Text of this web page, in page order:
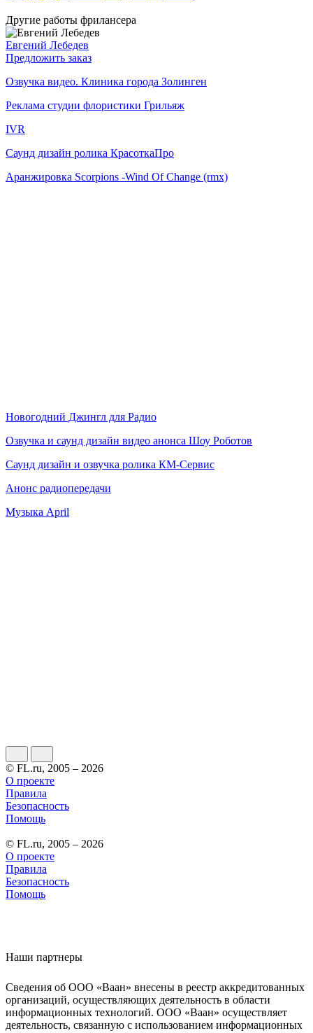
Другие работы фрилансера
Евгений Лебедев
Предложить заказ
Озвучка видео. Клиника города Золинген
Реклама студии флористики Грильяж
IVR
Саунд дизайн ролика КрасоткаПро
Аранжировка Scorpions -Wind Of Change (rmx)
Новогодний Джингл для Радио
Озвучка и саунд дизайн видео анонса Шоу Роботов
Саунд дизайн и озвучка ролика КМ-Сервис
Анонс радиопередачи
Музыка April
© FL.ru, 2005 – 2026
О проекте
Правила
Безопасность
Помощь
© FL.ru, 2005 – 2026
О проекте
Правила
Безопасность
Помощь
Наши партнеры
Сведения об ООО «Ваан» внесены в реестр аккредитованных
организаций, осуществляющих деятельность в области
информационных технологий. ООО «Ваан» осуществляет
деятельность, связанную с использованием информационных